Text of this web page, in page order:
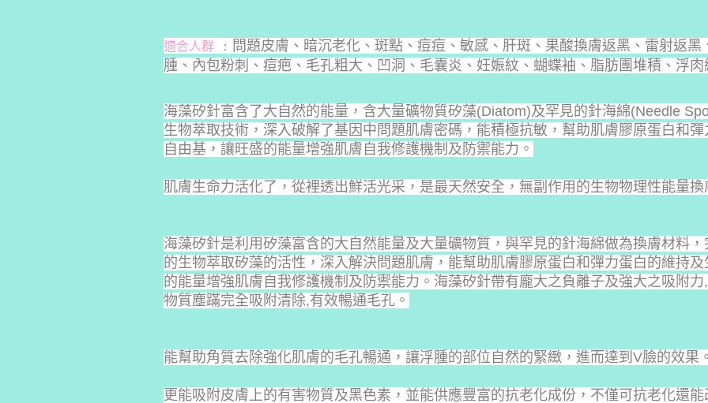
適合人群 ﹕問題皮膚、暗沉老化、斑點、痘痘、敏感、肝斑、果酸換膚返黑、雷射返
腫、內包粉刺、痘疤、毛孔粗大、凹洞、毛囊炎、妊娠紋、蝴蝶袖、脂肪團堆積、浮
海藻矽針富含了大自然的能量，含大量礦物質矽藻(Diatom)及罕見的針海綿(Needle
生物萃取技術，深入破解了基因中問題肌膚密碼，能積極抗敏，幫助肌膚膠原蛋白和
自由基，讓旺盛的能量增強肌膚自我修護機制及防禦能力。
肌膚生命力活化了，從裡透出鮮活光采，是最天然安全，無副作用的生物物理性能量換
海藻矽針是利用矽藻富含的大自然能量及大量礦物質，與罕見的針海綿做為換膚材料
的生物萃取矽藻的活性，深入解決問題肌膚，能幫助肌膚膠原蛋白和彈力蛋白的維持
的能量增強肌膚自我修護機制及防禦能力。海藻矽針帶有龐大之負離子及強大之吸附
物質塵蹣完全吸附清除,有效暢通毛孔。
能幫助角質去除強化肌膚的毛孔暢通，讓浮腫的部位自然的緊緻，進而達到V臉的效果。
更能吸附皮膚上的有害物質及黑色素，並能供應豐富的抗老化成份，不僅可抗老化還